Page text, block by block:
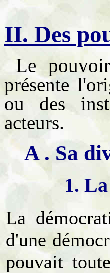
II. Des
Le
présente
ou des
acteurs.
A . Sa
1.
La
d'une
pouvait